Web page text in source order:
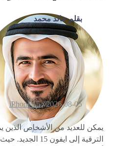
بقلم خالد محمد
2026-08-05 /
iPhone 15
يمكن للعديد من الأشخاص الذين
الترقية إلى